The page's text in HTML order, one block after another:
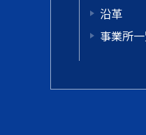
沿革
事業所